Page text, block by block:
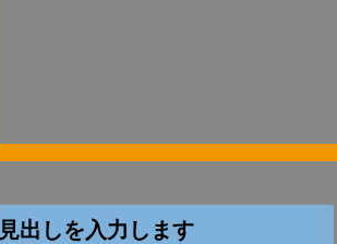
見出しを入力します